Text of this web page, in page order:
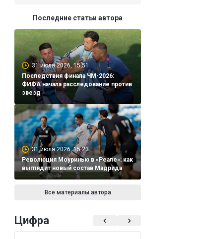
Последние статьи автора
31 июля 2026, 15:51
Последствия финала ЧМ-2026:
ФИФА начала расследование против
звезд
31 июля 2026, 15:23
Революция Моуринью в «Реале»: как
выглядит новый состав Мадрида
Все материалы автора
Цифра